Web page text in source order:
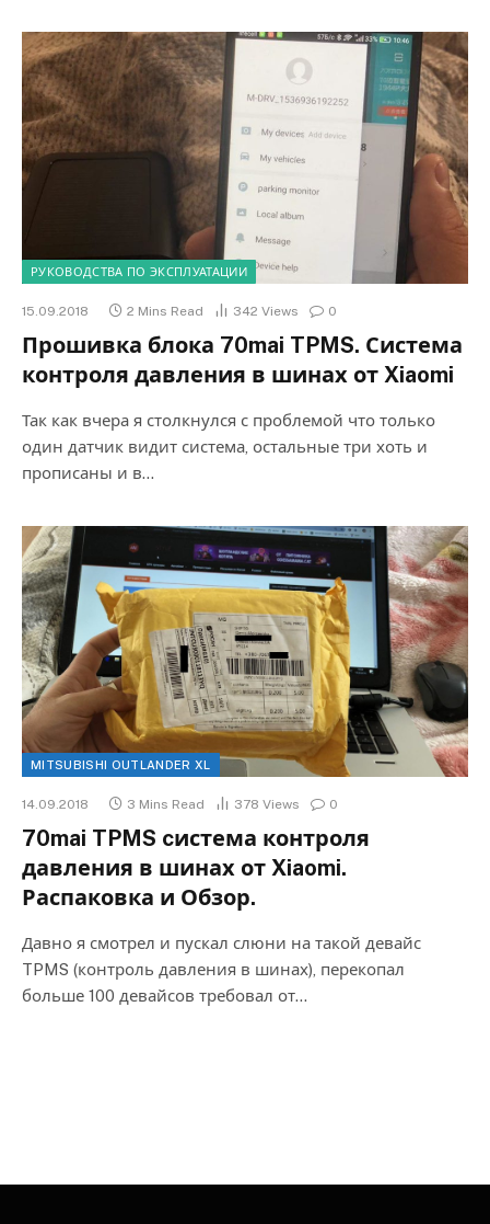
РУКОВОДСТВА ПО ЭКСПЛУАТАЦИИ
15.09.2018 2 Mins Read 342 Views 0
Прошивка блока 70mai TPMS. Система
контроля давления в шинах от Xiaomi
Так как вчера я столкнулся с проблемой что только
один датчик видит система, остальные три хоть и
прописаны и в…
MITSUBISHI OUTLANDER XL
14.09.2018 3 Mins Read 378 Views 0
70mai TPMS cистема контроля
давления в шинах от Xiaomi.
Распаковка и Обзор.
Давно я смотрел и пускал слюни на такой девайс
TPMS (контроль давления в шинах), перекопал
больше 100 девайсов требовал от…